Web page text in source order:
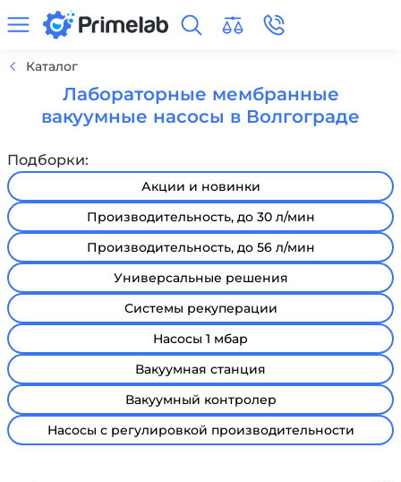
Каталог
Лабораторные мембранные
вакуумные насосы в Волгограде
Подборки:
Акции и новинки
Производительность, до 30 л/мин
Производительность, до 56 л/мин
Универсальные решения
Системы рекуперации
Насосы 1 мбар
Вакуумная станция
Вакуумный контролер
Насосы с регулировкой производительности